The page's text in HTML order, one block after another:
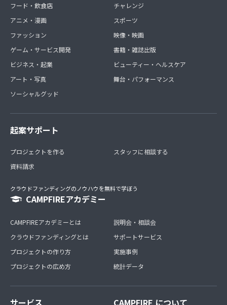
フード・飲食店
アニメ・漫画
ファッション
ゲーム・サービス開発
ビジネス・起業
アート・写真
ソーシャルグッド
チャレンジ
スポーツ
映像・映画
書籍・雑誌出版
ビューティー・ヘルスケア
舞台・パフォーマンス
起案サポート
プロジェクトを作る
資料請求
スタッフに相談する
クラウドファンディングのノウハウを無料で学ぼう
CAMPFIREアカデミー
CAMPFIREアカデミーとは
クラウドファンディングとは
プロジェクトの作り方
プロジェクトの広め方
説明会・相談会
サポートサービス
実施事例
統計データ
サービス CAMPFIRE について